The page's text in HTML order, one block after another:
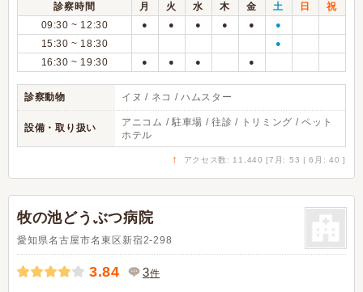
診察時間 月 火 水 木 金 土 日
祝
09:30 ~ 12:30
● ● ● ● ● ●
15:30 ~ 18:30 ●
16:30 ~ 19:30 ● ● ● ●
診察動物 イヌ / ネコ / ハムスター
設備・取り扱い
アニコム / 駐車場 / 往診 / トリミング / ペット
ホテル
↑ アクセス数: 11,440 [7月: 53 | 6月: 40 ]
牧の池どうぶつ病院
愛知県名古屋市名東区新宿2-298
3.84 3件